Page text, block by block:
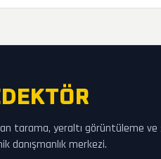
tarama, yeraltı görüntüleme
danışmanlık merkezi.